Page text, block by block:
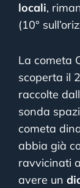
locali,
(10°
La cometa
scoperta il
raccolte
sonda
cometa
abbia già
ravvicinati
avere un